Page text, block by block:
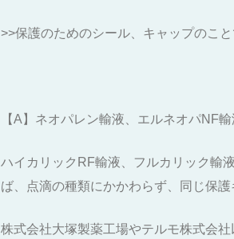
>>保護のためのシール、キャップのこ
【A】ネオパレン輸液、エルネオパNF
ハイカリックRF輸液、フルカリック輸
ば、点滴の種類にかかわらず、同じ保
株式会社大塚製薬工場やテルモ株式会